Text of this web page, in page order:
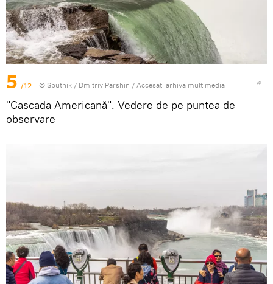
5 /12 © Sputnik / Dmitriy Parshin / Accesați arhiva multimedia
"Cascada Americană". Vedere de pe puntea de
observare